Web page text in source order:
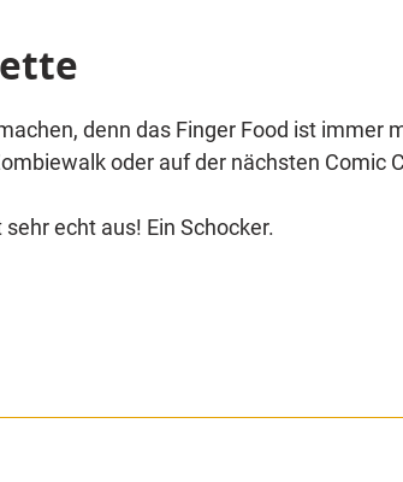
denn das Finger Food ist immer
oder auf der nächsten Comic
echt aus! Ein Schocker.